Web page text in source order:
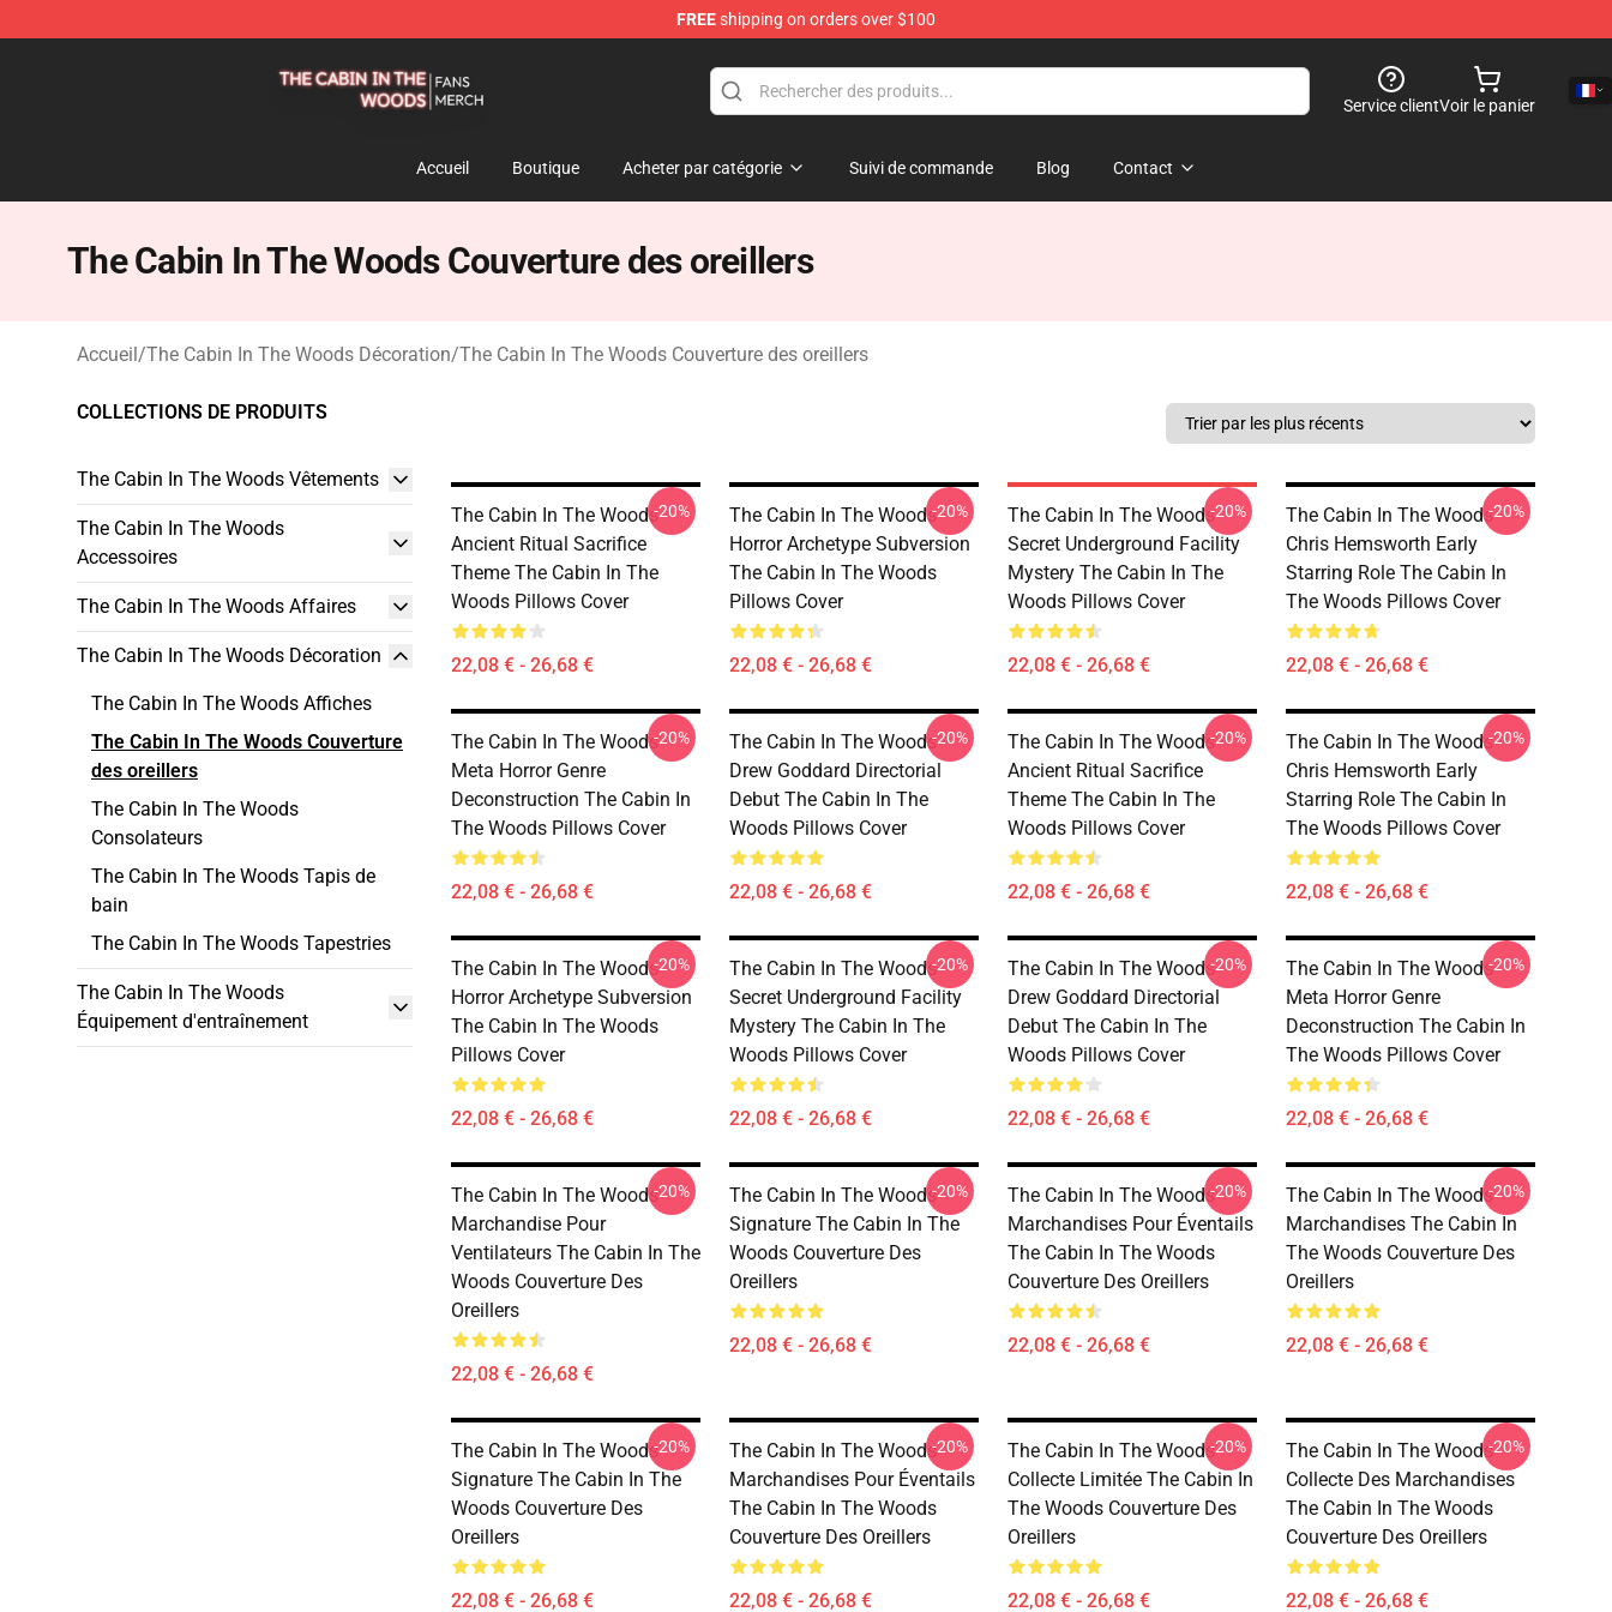
FREEshipping on orders over $100
Service clientVoir le panier
Accueil Boutique Acheter par catégorie Suivi de commande Blog Contact
The Cabin In The Woods Couverture des oreillers
Accueil/The Cabin In The Woods Décoration/The Cabin In The Woods Couverture des oreillers
COLLECTIONS DE PRODUITS
The Cabin In The Woods Vêtements
The Cabin In The Woods
Accessoires
The Cabin In The Woods Affaires
The Cabin In The Woods Décoration
The Cabin In The Woods Affiches
The Cabin In The Woods Couverture
des oreillers
The Cabin In The Woods
Consolateurs
The Cabin In The Woods Tapis de
bain
The Cabin In The Woods Tapestries
The Cabin In The Woods
Équipement d'entraînement
The Cabin In The Woods -
Ancient Ritual Sacrifice
Theme The Cabin In The
Woods Pillows Cover
22,08 € - 26,68 €
-20%
The Cabin In The Woods -
Horror Archetype Subversion
The Cabin In The Woods
Pillows Cover
22,08 € - 26,68 €
-20%
The Cabin In The Woods -
Secret Underground Facility
Mystery The Cabin In The
Woods Pillows Cover
22,08 € - 26,68 €
-20%
The Cabin In The Woods -
Chris Hemsworth Early
Starring Role The Cabin In
The Woods Pillows Cover
22,08 € - 26,68 €
-20%
The Cabin In The Woods -
Meta Horror Genre
Deconstruction The Cabin In
The Woods Pillows Cover
22,08 € - 26,68 €
-20%
The Cabin In The Woods -
Drew Goddard Directorial
Debut The Cabin In The
Woods Pillows Cover
22,08 € - 26,68 €
-20%
The Cabin In The Woods -
Ancient Ritual Sacrifice
Theme The Cabin In The
Woods Pillows Cover
22,08 € - 26,68 €
-20%
The Cabin In The Woods -
Chris Hemsworth Early
Starring Role The Cabin In
The Woods Pillows Cover
22,08 € - 26,68 €
-20%
The Cabin In The Woods -
Horror Archetype Subversion
The Cabin In The Woods
Pillows Cover
22,08 € - 26,68 €
-20%
The Cabin In The Woods -
Secret Underground Facility
Mystery The Cabin In The
Woods Pillows Cover
22,08 € - 26,68 €
-20%
The Cabin In The Woods -
Drew Goddard Directorial
Debut The Cabin In The
Woods Pillows Cover
22,08 € - 26,68 €
-20%
The Cabin In The Woods -
Meta Horror Genre
Deconstruction The Cabin In
The Woods Pillows Cover
22,08 € - 26,68 €
-20%
The Cabin In The Woods
Marchandise Pour
Ventilateurs The Cabin In The
Woods Couverture Des
Oreillers
22,08 € - 26,68 €
-20%
The Cabin In The Woods
Signature The Cabin In The
Woods Couverture Des
Oreillers
22,08 € - 26,68 €
-20%
The Cabin In The Woods
Marchandises Pour Éventails
The Cabin In The Woods
Couverture Des Oreillers
22,08 € - 26,68 €
-20%
The Cabin In The Woods
Marchandises The Cabin In
The Woods Couverture Des
Oreillers
22,08 € - 26,68 €
-20%
The Cabin In The Woods
Signature The Cabin In The
Woods Couverture Des
Oreillers
22,08 € - 26,68 €
-20%
The Cabin In The Woods
Marchandises Pour Éventails
The Cabin In The Woods
Couverture Des Oreillers
22,08 € - 26,68 €
-20%
The Cabin In The Woods
Collecte Limitée The Cabin In
The Woods Couverture Des
Oreillers
22,08 € - 26,68 €
-20%
The Cabin In The Woods
Collecte Des Marchandises
The Cabin In The Woods
Couverture Des Oreillers
22,08 € - 26,68 €
-20%